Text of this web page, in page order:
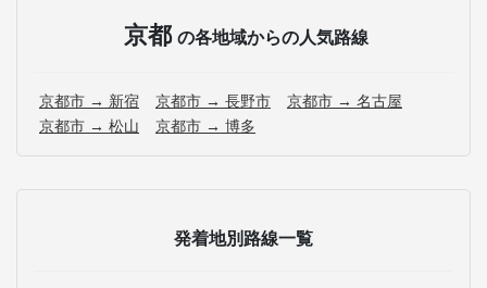
京都 の各地域からの人気路線
京都市 → 新宿 京都市 → 長野市
京都市 → 名古屋
京都市 → 松山
京都市 → 博多
発着地別路線一覧